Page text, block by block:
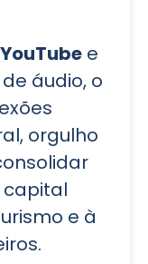
e
áudio, o
orgulho
capital
e à